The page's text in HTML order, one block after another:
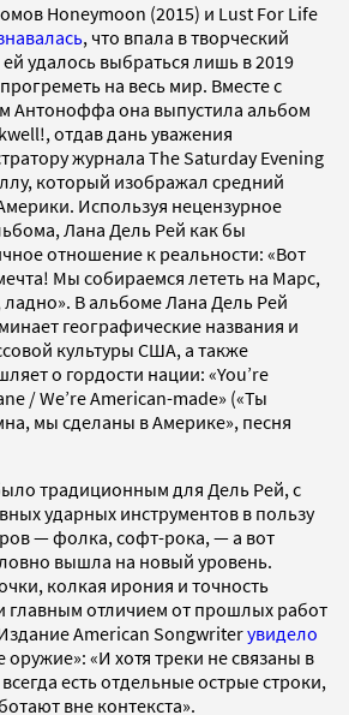
Honeymoon (2015) и Lust For Life
, что впала в творческий
удалось выбраться лишь в 2019
на весь мир. Вместе с
Антоноффа она выпустила альбом
отдав дань уважения
журнала The Saturday Evening
который изображал средний
Используя нецензурное
Лана Дель Рей как бы
отношение к реальности: «Вот
Мы собираемся лететь на Марс,
В альбоме Лана Дель Рей
географические названия и
культуры США, а также
о гордости нации: «You’re
/ We’re American-made» («Ты
мы сделаны в Америке», песня
традиционным для Дель Рей, с
ударных инструментов в пользу
— фолка, софт-рока, — а вот
вышла на новый уровень.
колкая ирония и точность
главным отличием от прошлых работ
American Songwriterувидело
оружие»: «И хотя треки не связаны в
есть отдельные острые строки,
вне контекста».